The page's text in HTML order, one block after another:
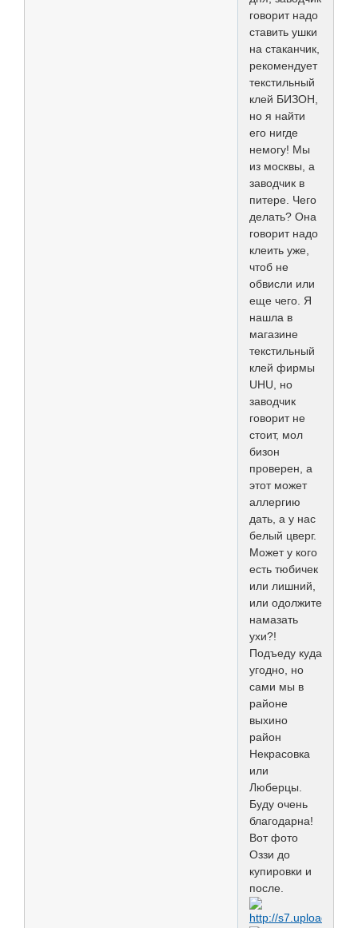
говорит надо
ставить ушки
на стаканчик,
рекомендует
текстильный
клей БИЗОН,
но я найти
его нигде
немогу! Мы
из москвы, а
заводчик в
питере. Чего
делать? Она
говорит надо
клеить уже,
чтоб не
обвисли или
еще чего. Я
нашла в
магазине
текстильный
клей фирмы
UHU, но
заводчик
говорит не
стоит, мол
бизон
проверен, а
этот может
аллергию
дать, а у нас
белый цверг.
Может у кого
есть тюбичек
или лишний,
или одолжите
намазать
ухи?!
Подъеду куда
угодно, но
сами мы в
районе
выхино
район
Некрасовка
или
Люберцы.
Буду очень
благодарна!
Вот фото
Оззи до
купировки и
после.